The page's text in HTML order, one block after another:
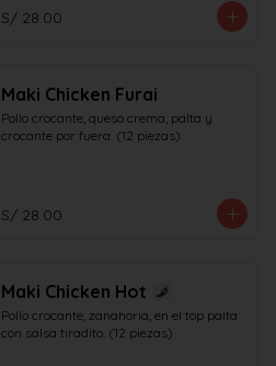
S/ 28.00
Maki Chicken Furai
Pollo crocante, queso crema, palta y
crocante por fuera. (12 piezas)
S/ 28.00
Maki Chicken Hot
Pollo crocante, zanahoria, en el top palta
con salsa tiradito. (12 piezas)